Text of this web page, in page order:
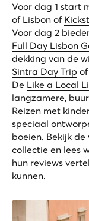
Voor dag 1 start
of Lisbon of
Voor dag 2
Full Day Lisbon
dekking van de
Sintra Day Trip
De Like a Local
langzamere,
Reizen met
speciaal
boeien. Bekijk de
collectie en lees
hun reviews
kunnen.